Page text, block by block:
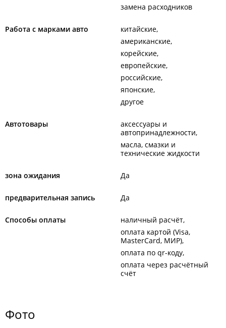
замена расходников
Работа с марками авто
китайские
американские
корейские
европейские
российские
японские
другое
Автотовары
аксессуары и
автопринадлежности
масла, смазки и
технические жидкости
зона ожидания Да
предварительная запись Да
Способы оплаты
наличный расчёт
оплата картой (Visa,
MasterCard, МИР)
оплата по qr-коду
оплата через расчётный
счёт
Фото